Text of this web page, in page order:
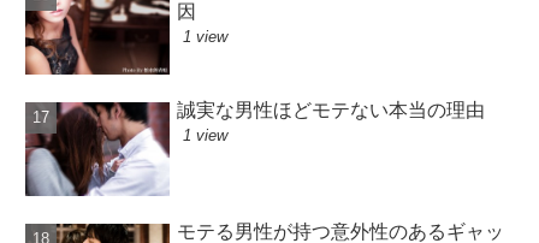
因
1 view
誠実な男性ほどモテない本当の理由
1 view
モテる男性が持つ意外性のあるギャッ